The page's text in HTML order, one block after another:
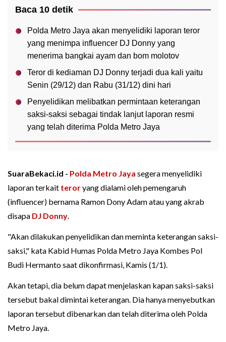
Baca 10 detik
Polda Metro Jaya akan menyelidiki laporan teror
yang menimpa influencer DJ Donny yang
menerima bangkai ayam dan bom molotov
Teror di kediaman DJ Donny terjadi dua kali yaitu
Senin (29/12) dan Rabu (31/12) dini hari
Penyelidikan melibatkan permintaan keterangan
saksi-saksi sebagai tindak lanjut laporan resmi
yang telah diterima Polda Metro Jaya
SuaraBekaci.id - Polda Metro Jaya segera menyelidiki
laporan terkait teroryang dialami oleh pemengaruh
(influencer) bernama Ramon Dony Adam atau yang akrab
disapa DJ Donny.
"Akan dilakukan penyelidikan dan meminta keterangan saksi-
saksi," kata Kabid Humas Polda Metro Jaya Kombes Pol
Budi Hermanto saat dikonfirmasi, Kamis (1/1).
Akan tetapi, dia belum dapat menjelaskan kapan saksi-saksi
tersebut bakal dimintai keterangan. Dia hanya menyebutkan
laporan tersebut dibenarkan dan telah diterima oleh Polda
Metro Jaya.